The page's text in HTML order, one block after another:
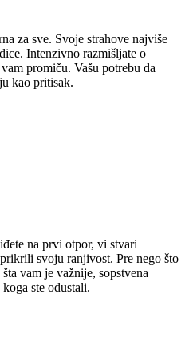
za sve. Svoje strahove najviše
Intenzivno razmišljate o
promiču. Vašu potrebu da
kao pritisak.
na prvi otpor, vi stvari
svoju ranjivost. Pre nego što
vam je važnije, sopstvena
ste odustali.